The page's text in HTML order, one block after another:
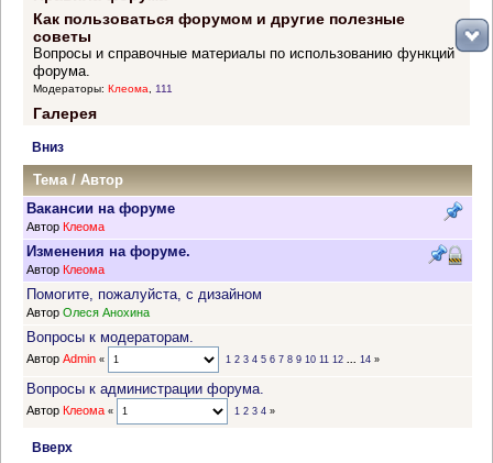
Как пользоваться форумом и другие полезные
советы
Вопросы и справочные материалы по использованию функций
форума.
Модераторы: Клеома 111
Галерея
Вниз
Тема /Автор
Вакансии на форуме
Автор Клеома
Изменения на форуме.
Автор Клеома
Помогите, пожалуйста, с дизайном
Автор Олеся Анохина
Вопросы к модераторам.
Автор Admin « 1 2 3 4 5 6 7 8 9 10 11 12 14»
Вопросы к администрации форума.
Автор Клеома « 1 2 3 4»
Вверх